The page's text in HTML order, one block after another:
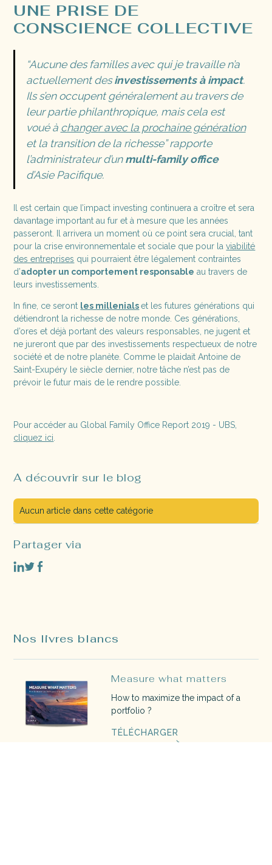
UNE PRISE DE
CONSCIENCE COLLECTIVE
“Aucune des familles avec qui je travaille n’a
actuellement desinvestissements à impact.
Ils s’en occupent généralement au travers de
leur partie philanthropique, mais cela est
voué à changer avec la prochaine génération
et la transition de la richesse” rapporte
l’administrateur d’un multi-family office
d’Asie Pacifique.
Il est certain que l’impact investing continuera a croître et sera
davantage important au fur et à mesure que les années
passeront. Il arrivera un moment où ce point sera crucial, tant
pour la crise environnementale et sociale que pour laviabilité
des entreprises qui pourraient être légalement contraintes
d’adopter un comportement responsable au travers de
leurs investissements.
In fine, ce seront les millenials et les futures générations qui
détiendront la richesse de notre monde. Ces générations,
d’ores et déjà portant des valeurs responsables, ne jugent et
ne jureront que par des investissements respectueux de notre
société et de notre planète. Comme le plaidait Antoine de
Saint-Exupéry le siècle dernier, notre tâche n’est pas de
prévoir le futur mais de le rendre possible.
Pour accéder au Global Family Office Report 2019 - UBS,
cliquez ici.
A découvrir sur le blog
Aucun article dans cette catégorie
Partager via
Nos livres blancs
Measure what matters
How to maximize the impact of a
portfolio ?
TÉLÉCHARGER